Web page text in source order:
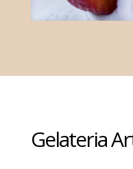
Gelateria